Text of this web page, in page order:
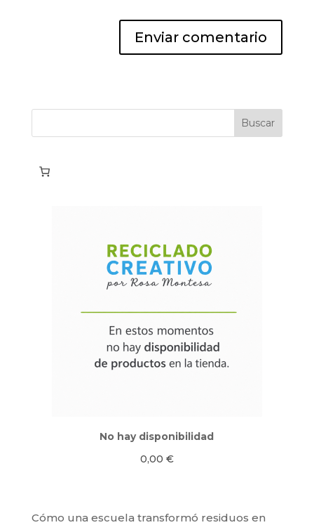
No hay disponibilidad
0,00 €
Cómo una escuela transformó residuos en